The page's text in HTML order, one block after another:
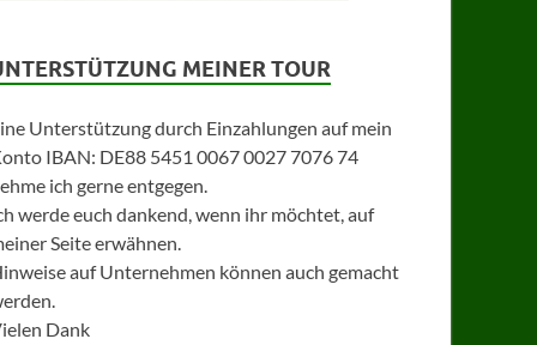
MEINER TOUR
Unterstützung durch Einzahlungen auf mein
IBAN: DE88 5451 0067 0027 7076 74
ich gerne entgegen.
werde euch dankend, wenn ihr möchtet, auf
Seite erwähnen.
auf Unternehmen können auch gemacht
Dank